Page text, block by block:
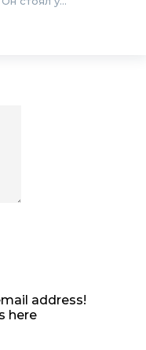
address!
here